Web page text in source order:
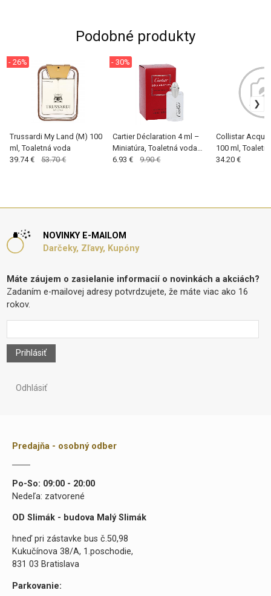
Podobné produkty
Trussardi My Land (M) 100
ml, Toaletná voda
- 26%
39.74 € 53.70 €
Cartier Déclaration 4 ml –
Miniatúra, Toaletná voda
(M)
- 30%
6.93 € 9.90 €
Collistar Acqua
100 ml,
34.20 €
NOVINKY E-MAILOM
Darčeky, Zľavy, Kupóny
Máte záujem o zasielanie informacií o novinkách a akciách?
Zadaním e-mailovej adresy potvrdzujete, že máte viac ako 16
rokov.
Prihlásiť
Odhlásiť
Predajňa - osobný odber
Po-So: 09:00 - 20:00
Nedeľa: zatvorené
OD Slimák - budova Malý Slimák
hneď pri zástavke bus č.50,98
Kukučínova 38/A, 1.poschodie,
831 03 Bratislava
Parkovanie: